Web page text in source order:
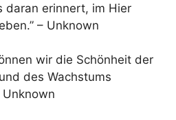
daran erinnert, im Hier
– Unknown
wir die Schönheit der
des Wachstums
Unknown